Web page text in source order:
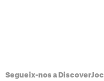
Segueix-nos a DiscoverJoc